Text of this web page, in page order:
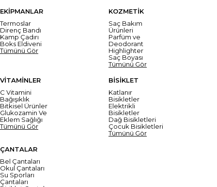
EKİPMANLAR
Termoslar
Direnç Bandı
Kamp Çadırı
Boks Eldiveni
Tümünü Gör
KOZMETİK
Saç Bakım
Ürünleri
Parfüm ve
Deodorant
Highlighter
Saç Boyası
Tümünü Gör
VİTAMİNLER
C Vitamini
Bağışıklık
Bitkisel Ürünler
Glukozamin Ve
Eklem Sağlığı
Tümünü Gör
BİSİKLET
Katlanır
Bisikletler
Elektrikli
Bisikletler
Dağ Bisikletleri
Çocuk Bisikletleri
Tümünü Gör
ÇANTALAR
Bel Çantaları
Okul Çantaları
Su Sporları
Çantaları